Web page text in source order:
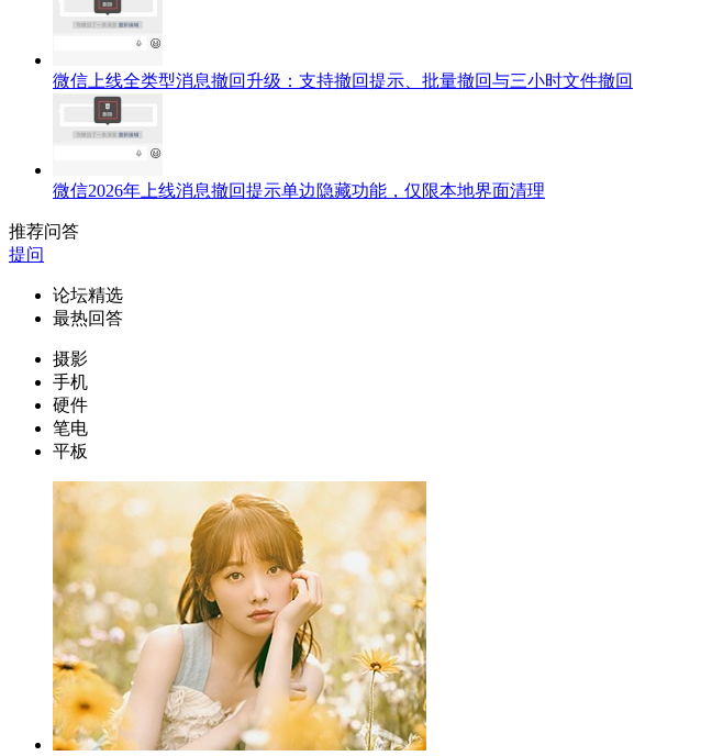
微信上线全类型消息撤回升级：支持撤回提示、批量撤回与三小时文件撤回
微信2026年上线消息撤回提示单边隐藏功能，仅限本地界面清理
推荐问答
提问
论坛精选
最热回答
摄影
手机
硬件
笔电
平板